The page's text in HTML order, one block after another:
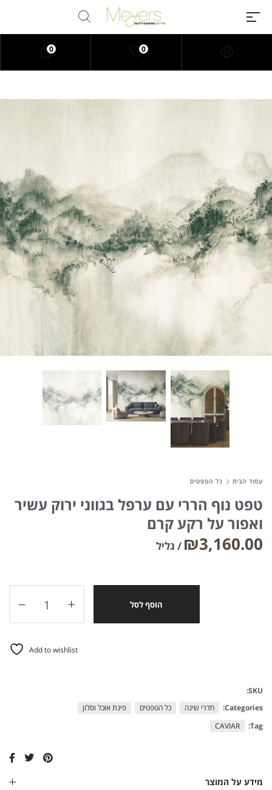
creative assets, use smart design
templates, learn creative skills or
even hire freelancers. With an
industry-leading marketplace
paired with an unlimited
subscription service, Envato
helps creatives like you get
projects done faster.
About Envato
Careers
Sitemap
Community
Blog
Meetups
0
0
עמוד הבית כל הטפטים
טפט נוף הררי עם ערפל בגווני ירוק עשיר
ואפור על רקע קרם
₪3,160.00
הוסף לסל
Add to wishlist
מידע על המוצר
SKU:
Categories:
חדרי שינה כל הטפטים
פינת אוכל וסלון
Tag:
CAVIAR